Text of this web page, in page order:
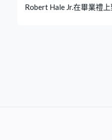
Robert Hale Jr.在畢業禮
將其中一半做善事。 《
生中最大的快樂，就是